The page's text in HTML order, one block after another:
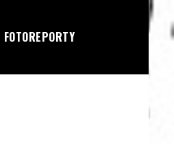
FOTOREPORTY